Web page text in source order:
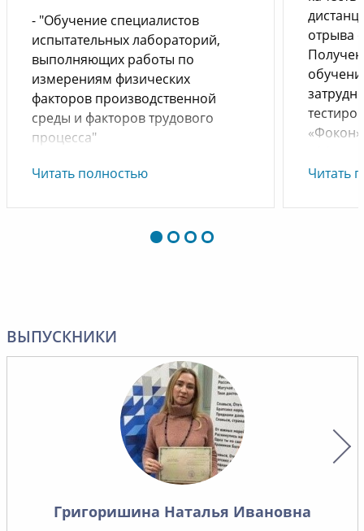
- "Обучение специалистов
испытательных лабораторий,
выполняющих работы по
измерениям физических
факторов производственной
среды и факторов трудового
процесса"
- "Лаборант химического
Читать полностью
отрыва
Читать
ВЫПУСКНИКИ
Григоришина Наталья Ивановна